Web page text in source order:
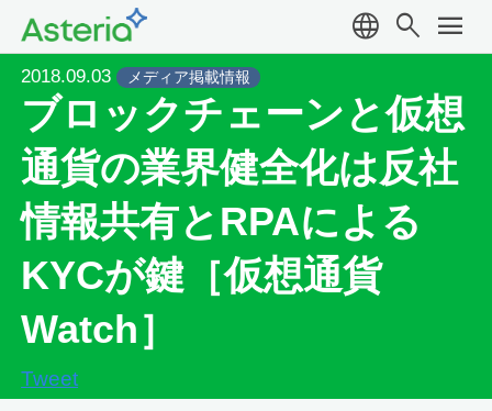
language search menu
2018.09.03 メディア掲載情報
ブロックチェーンと仮想
通貨の業界健全化は反社
情報共有とRPAによる
KYCが鍵［仮想通貨
Watch］
Tweet